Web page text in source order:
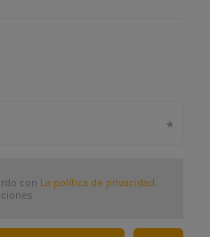
con La política de privacidad.